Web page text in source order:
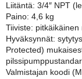
Liitäntä: 3/4″ NPT
Paino: 4,6 kg
Tiiviste:
Hyväksynnät:
Protected)
Valmistajan koodi